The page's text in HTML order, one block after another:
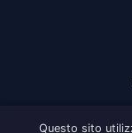
Questo sito